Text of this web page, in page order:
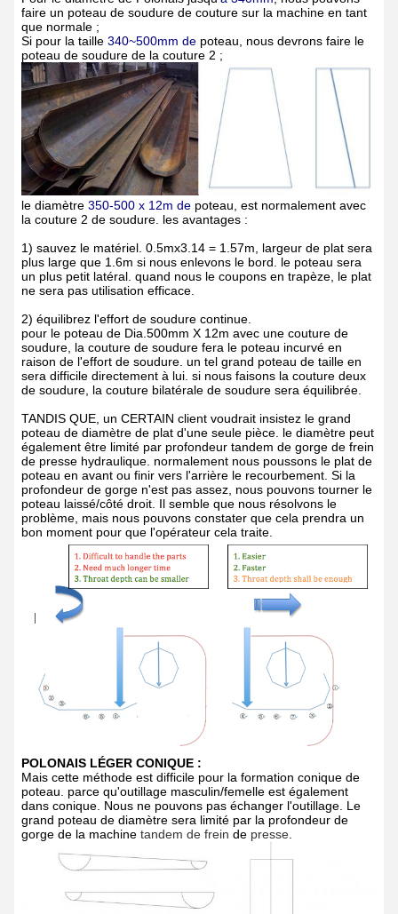
faire un poteau de soudure de couture sur la machine en tant
que normale ;
Si pour la taille 340~500mm de poteau, nous devrons faire le
poteau de soudure de la couture 2 ;
le diamètre 350-500 x 12m de poteau, est normalement avec
la couture 2 de soudure. les avantages :
1) sauvez le matériel. 0.5mx3.14 = 1.57m, largeur de plat sera
plus large que 1.6m si nous enlevons le bord. le poteau sera
un plus petit latéral. quand nous le coupons en trapèze, le plat
ne sera pas utilisation efficace.
2) équilibrez l'effort de soudure continue.
pour le poteau de Dia.500mm X 12m avec une couture de
soudure, la couture de soudure fera le poteau incurvé en
raison de l'effort de soudure. un tel grand poteau de taille en
sera difficile directement à lui. si nous faisons la couture deux
de soudure, la couture bilatérale de soudure sera équilibrée.
TANDIS QUE, un CERTAIN client voudrait insistez le grand
poteau de diamètre de plat d'une seule pièce. le diamètre peut
également être limité par profondeur tandem de gorge de frein
de presse hydraulique. normalement nous poussons le plat de
poteau en avant ou finir vers l'arrière le recourbement. Si la
profondeur de gorge n'est pas assez, nous pouvons tourner le
poteau laissé/côté droit. Il semble que nous résolvons le
problème, mais nous pouvons constater que cela prendra un
bon moment pour que l'opérateur cela traite.
POLONAIS LÉGER CONIQUE :
Mais cette méthode est difficile pour la formation conique de
poteau. parce qu'outillage masculin/femelle est également
dans conique. Nous ne pouvons pas échanger l'outillage. Le
grand poteau de diamètre sera limité par la profondeur de
gorge de la machine tandem de frein de presse